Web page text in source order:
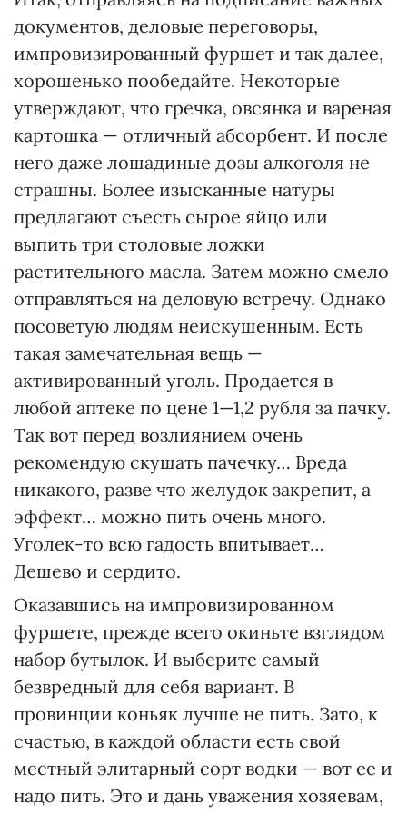
документов, деловые переговоры,
импровизированный фуршет и так далее,
хорошенько пообедайте. Некоторые
утверждают, что гречка, овсянка и вареная
картошка — отличный абсорбент. И после
него даже лошадиные дозы алкоголя не
страшны. Более изысканные натуры
предлагают съесть сырое яйцо или
выпить три столовые ложки
растительного масла. Затем можно смело
отправляться на деловую встречу. Однако
посоветую людям неискушенным. Есть
такая замечательная вещь —
активированный уголь. Продается в
любой аптеке по цене 1—1,2 рубля за пачку.
Так вот перед возлиянием очень
рекомендую скушать пачечку… Вреда
никакого, разве что желудок закрепит, а
эффект… можно пить очень много.
Уголек-то всю гадость впитывает…
Дешево и сердито.
Оказавшись на импровизированном
фуршете, прежде всего окиньте взглядом
набор бутылок. И выберите самый
безвредный для себя вариант. В
провинции коньяк лучше не пить. Зато, к
счастью, в каждой области есть свой
местный элитарный сорт водки — вот ее и
надо пить. Это и дань уважения хозяевам,